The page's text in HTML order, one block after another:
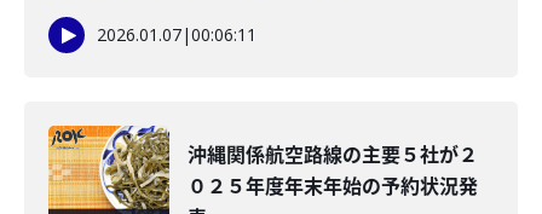
2026.01.07|00:06:11
沖縄関係航空路線の主要５社が２
０２５年度年末年始の予約状況発